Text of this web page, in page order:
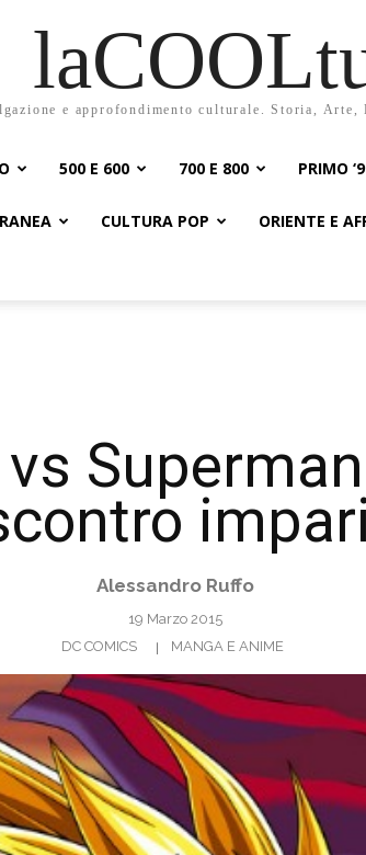
e approfondimento culturale. Storia, Arte,
500 E 600 700 E 800 PRIMO
CULTURA POP ORIENTE E
impari
Alessandro Ruffo
19 Marzo 2015
DC COMICS
MANGA E ANIME